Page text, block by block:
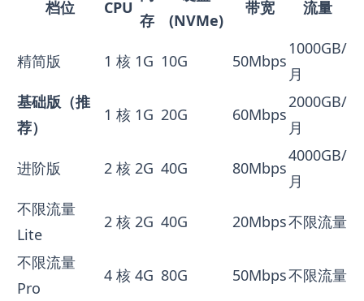
档位 CPU
存
(NVMe)
带宽 流量
精简版 1 核 1G 10G 50Mbps
1000GB/
月
基础版（推
荐）
1 核 1G 20G 60Mbps
2000GB/
月
进阶版 2 核 2G 40G 80Mbps
4000GB/
月
不限流量
Lite
2 核 2G 40G 20Mbps不限流量
不限流量
Pro
4 核 4G 80G 50Mbps不限流量